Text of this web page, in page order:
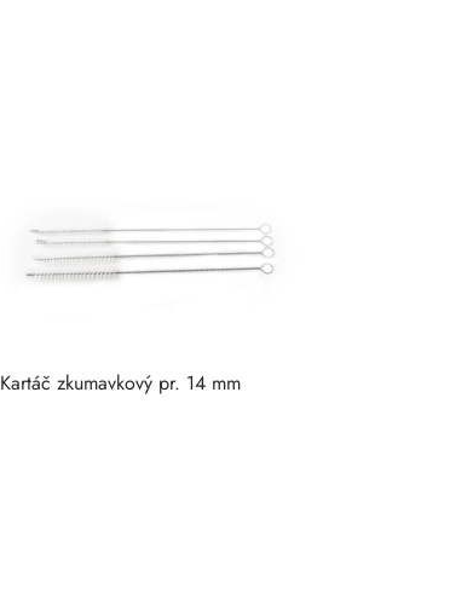
Kartáč zkumavkový pr. 14 mm